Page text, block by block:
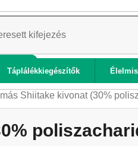
Táplálékkiegészítők
Shiitake kivonat (30%